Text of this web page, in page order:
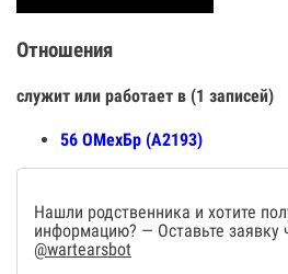
Отношения
служит или работает в (1 записей)
56 ОМехБр (А2193)
Нашли родственника и хотите
информацию? — Оставьте заявку
@wartearsbot